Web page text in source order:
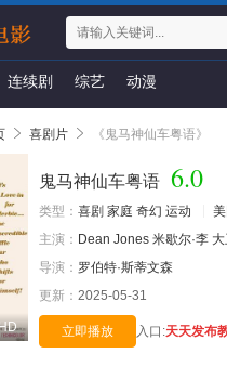
连续剧 综艺 动漫
喜剧片 《鬼马神仙车粤语》
鬼马神仙车粤语 6.0
类型： 喜剧 家庭 奇幻 运动
主演： Dean Jones 米歇尔·李
导演： 罗伯特·斯蒂文森
更新： 2025-05-31
立即播放 入口:天天发布